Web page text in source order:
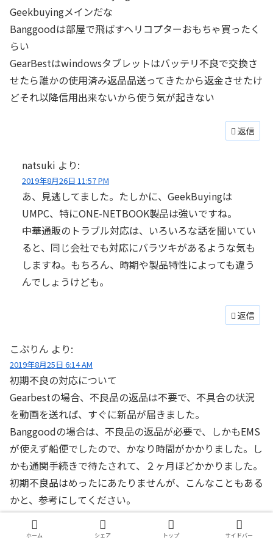
Geekbuyingメインだな
Banggoodは部屋で飛ばすヘリコプターおもちゃ買ったく
らい
GearBestはwindowsタブレットはバッテリ不良で交換さ
せたら誰かの使用済み返品品送ってきたから返金させたけ
どそれ以降信用出来ないから使う気が起きない
返信
natsuki より:
2019年8月26日 11:57 PM
あ、見逃してました。たしかに、GeekBuyingは
UMPC、特にONE-NETBOOK製品は強いですね。
中華通販のトラブル対応は、いろいろな話を聞いてい
ると、同じ会社でも対応にバラツキがあるような気も
しますね。もちろん、時期や製品特性によっても違う
んでしょうけども。
返信
こぷりん より:
2019年8月25日 6:14 AM
初期不良の対応について
Gearbestの場合、不良品の返品は不要で、不具合の状況
を動画を送れば、すぐに新品が届きました。
Banggoodの場合は、不良品の返品が必要で、しかもEMS
が使えず船便でしたので、かなり時間がかかりました。し
かも通関手続きで待たされて、２ヶ月ほどかかりました。
初期不良品はめったにあたりませんが、こんなこともある
かと、参考にしてください。
返信
ホーム シェア トップ サイドバー